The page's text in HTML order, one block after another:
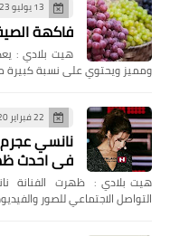
13 يوليو 2023
فاكهة
هيت بلادي :
ومميز ويحتوي على نسبة كبيرة
22 فبراير 2020
نانسي
في احدث
هيت بلادي : ظهرت الفنانة
التواصل الاجتماعي للصور